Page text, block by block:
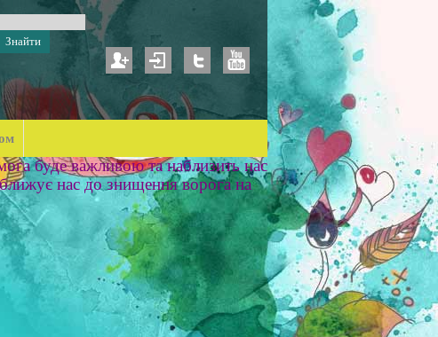
буде важливою та наблизить нас
нас до знищення ворога на